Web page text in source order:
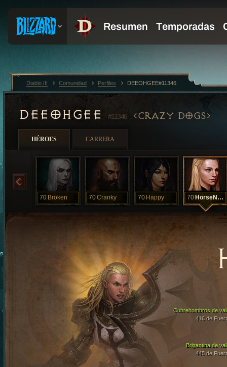
DEEOHGEE #11346 CRAZY DOGS
HÉROES CARRERA
70 Broken 70Cranky 70 Happy 70 HorseNaround
Brigantina de
445 de
Cubrehombros de
416 de
Diablo III Comunidad Perfiles DEEOHGEE#11346